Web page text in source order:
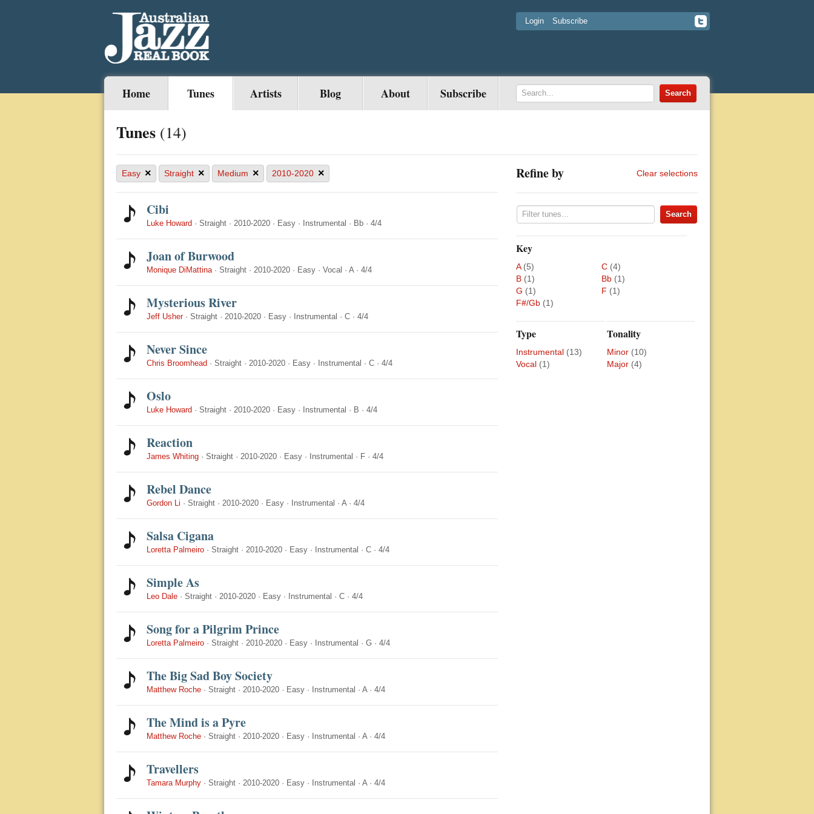
Login Subscribe
Home Tunes Artists Blog About Subscribe
Tunes (14)
Easy × Straight × Medium × 2010-2020 ×
Cibi
Luke Howard · Straight · 2010-2020 · Easy · Instrumental · Bb · 4/4
Joan of Burwood
Monique DiMattina· Straight · 2010-2020 · Easy · Vocal · A· 4/4
Mysterious River
Jeff Usher· Straight · 2010-2020 · Easy · Instrumental · C · 4/4
Never Since
Chris Broomhead · Straight · 2010-2020 · Easy · Instrumental · C · 4/4
Oslo
Luke Howard · Straight · 2010-2020 · Easy · Instrumental · B · 4/4
Reaction
James Whiting · Straight · 2010-2020 · Easy · Instrumental · F · 4/4
Rebel Dance
Gordon Li · Straight · 2010-2020 · Easy · Instrumental · A· 4/4
Salsa Cigana
Loretta Palmeiro · Straight · 2010-2020 · Easy · Instrumental · C · 4/4
Simple As
Leo Dale · Straight · 2010-2020 · Easy · Instrumental · C · 4/4
Song for a Pilgrim Prince
Loretta Palmeiro · Straight · 2010-2020 · Easy · Instrumental · G · 4/4
The Big Sad Boy Society
Matthew Roche · Straight · 2010-2020 · Easy · Instrumental · A· 4/4
The Mind is a Pyre
Matthew Roche · Straight · 2010-2020 · Easy · Instrumental · A· 4/4
Travellers
Tamara Murphy · Straight · 2010-2020 · Easy · Instrumental · A· 4/4
Refine by Clear selections
Key
A (5) C (4)
B (1) Bb (1)
G (1) F (1)
F#/Gb (1)
Type
Instrumental (13)
Vocal (1)
Tonality
Minor (10)
Major (4)